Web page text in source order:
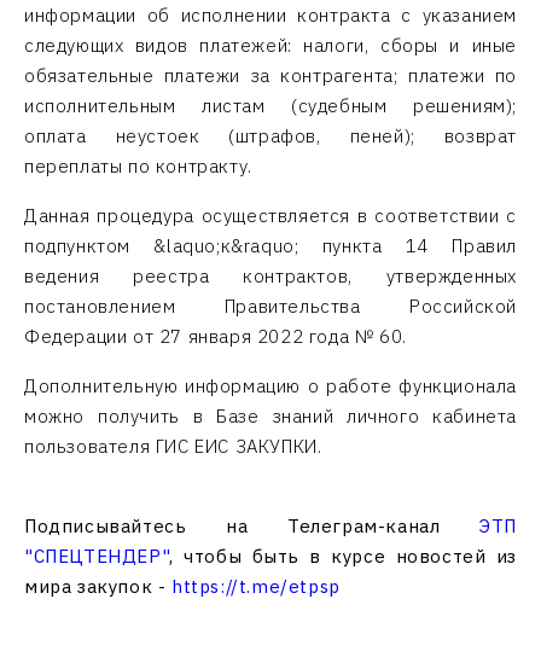
информации об исполнении контракта с указанием
следующих видов платежей: налоги, сборы и иные
обязательные платежи за контрагента; платежи по
исполнительным листам (судебным решениям);
оплата неустоек (штрафов, пеней); возврат
переплаты по контракту.
Данная процедура осуществляется в соответствии с
подпунктом &laquo;к&raquo; пункта 14 Правил
ведения реестра контрактов, утвержденных
постановлением Правительства Российской
Федерации от 27 января 2022 года № 60.
Дополнительную информацию о работе функционала
можно получить в Базе знаний личного кабинета
пользователя ГИС ЕИС ЗАКУПКИ.
Подписывайтесь на Телеграм-каналЭТП
"СПЕЦТЕНДЕР", чтобы быть в курсе новостей из
мира закупок - https://t.me/etpsp